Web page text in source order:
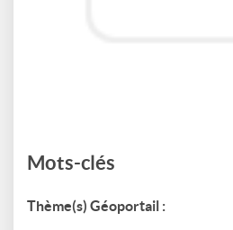
Mots-clés
Thème(s) Géoportail :